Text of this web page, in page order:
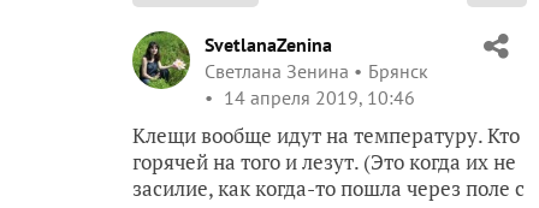
SvetlanaZenina
Светлана Зенина
Брянск
14 апреля 2019, 10:46
Клещи вообще идут на температуру. Кто
горячей на того и лезут. (Это когда их не
засилие, как когда-то пошла через поле с